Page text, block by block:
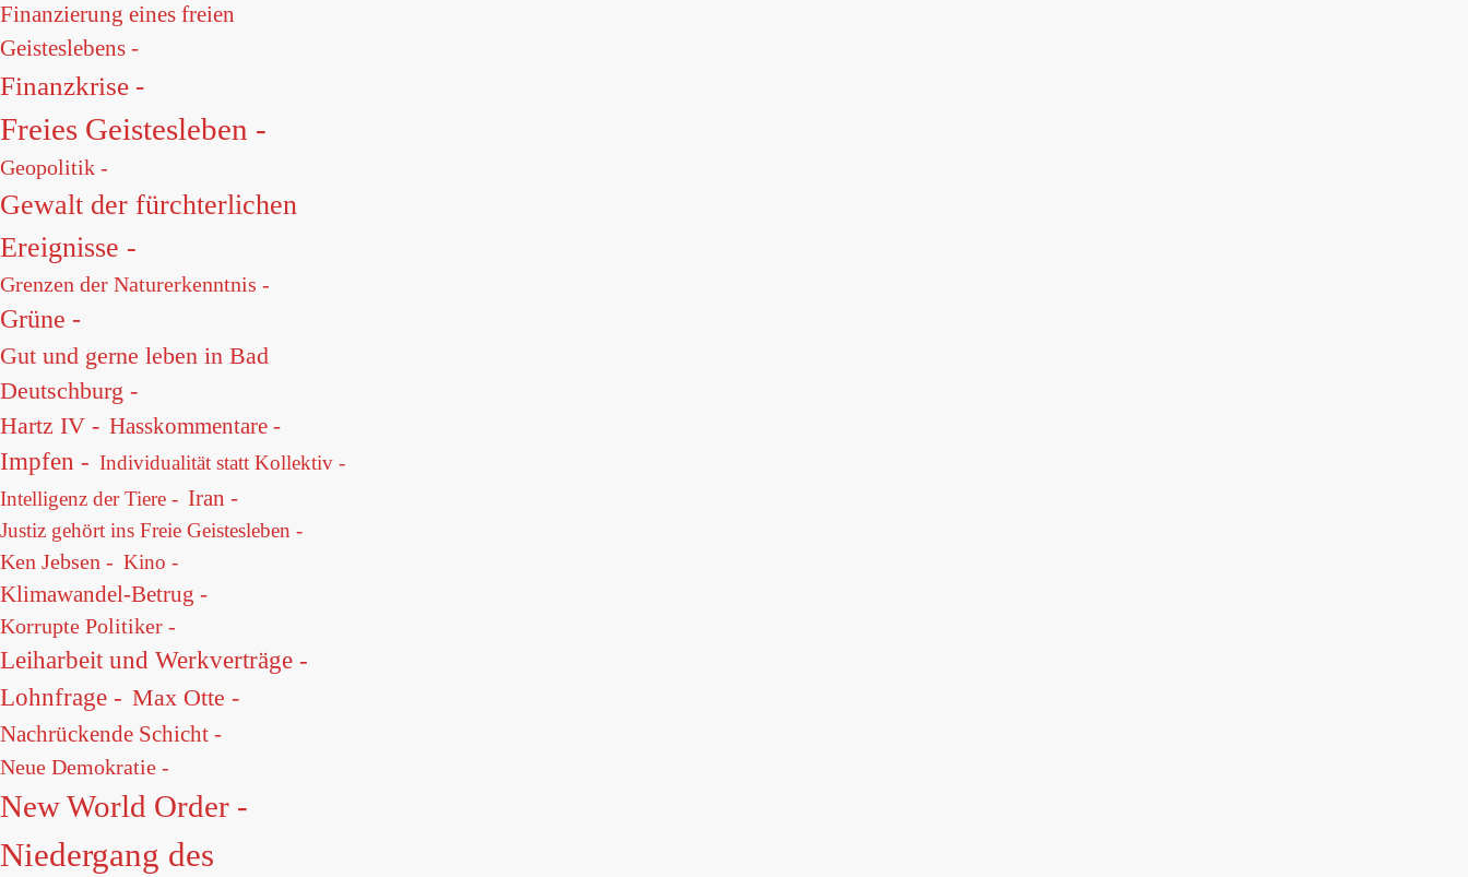
Finanzierung eines freien
Geisteslebens -
Finanzkrise -
Freies Geistesleben -
Geopolitik -
Gewalt der fürchterlichen
Ereignisse -
Grenzen der Naturerkenntnis -
Grüne -
Gut und gerne leben in Bad
Deutschburg -
Hartz IV - Hasskommentare -
Impfen - Individualität statt Kollektiv -
Intelligenz der Tiere - Iran -
Justiz gehört ins Freie Geistesleben -
Ken Jebsen - Kino -
Klimawandel-Betrug -
Korrupte Politiker -
Leiharbeit und Werkverträge -
Lohnfrage - Max Otte -
Nachrückende Schicht -
Neue Demokratie -
New World Order -
Niedergang des